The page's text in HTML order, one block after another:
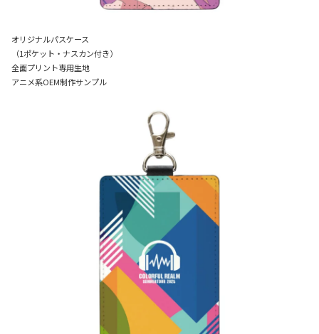
オリジナルパスケース
（1ポケット・ナスカン付き）
全面プリント専用生地
アニメ系OEM制作サンプル